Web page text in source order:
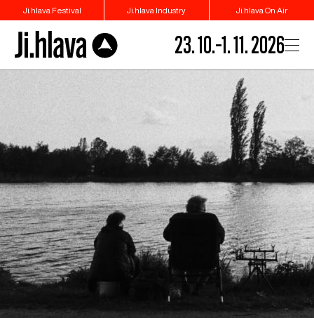
Ji.hlava Festival Ji.hlava Industry Ji.hlava On Air
23. 10.–1. 11. 2026